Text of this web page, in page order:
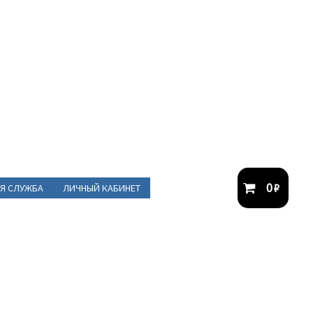
СЛУЖБА ЛИЧНЫЙ КАБИНЕТ 0₽